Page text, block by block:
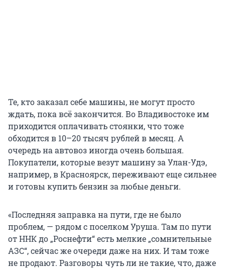
Те, кто заказал себе машины, не могут просто
ждать, пока всё закончится. Во Владивостоке им
приходится оплачивать стоянки, что тоже
обходится в 10–20 тысяч рублей в месяц. А
очередь на автовоз иногда очень большая.
Покупатели, которые везут машину за Улан-Удэ,
например, в Красноярск, переживают еще сильнее
и готовы купить бензин за любые деньги.
«Последняя заправка на пути, где не было
проблем, — рядом с поселком Уруша. Там по пути
от ННК до „Роснефти“ есть мелкие „сомнительные
АЗС“, сейчас же очереди даже на них. И там тоже
не продают. Разговоры чуть ли не такие, что, даже